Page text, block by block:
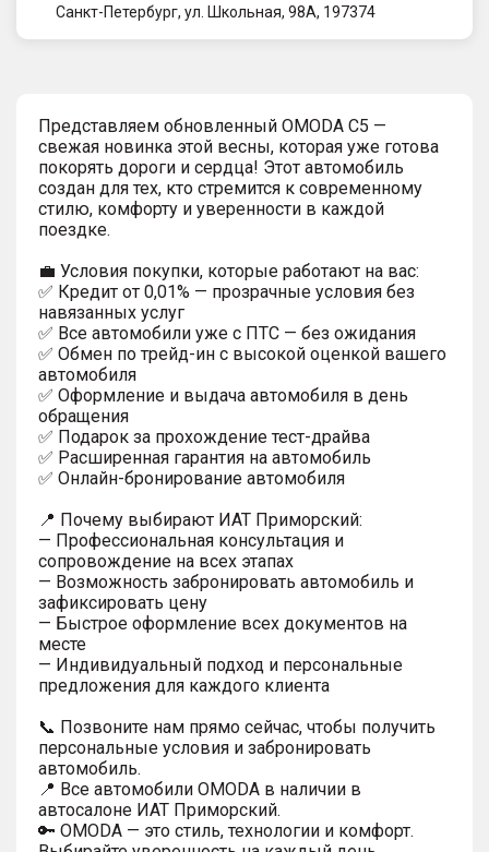
Санкт-Петербург, ул. Школьная, 98А, 197374
Представляем обновленный OMODA C5 —
свежая новинка этой весны, которая уже готова
покорять дороги и сердца! Этот автомобиль
создан для тех, кто стремится к современному
стилю, комфорту и уверенности в каждой
поездке.
💼 Условия покупки, которые работают на вас:
✅ Кредит от 0,01% — прозрачные условия без
навязанных услуг
✅ Все автомобили уже с ПТС — без ожидания
✅ Обмен по трейд-ин с высокой оценкой вашего
автомобиля
✅ Оформление и выдача автомобиля в день
обращения
✅ Подарок за прохождение тест-драйва
✅ Расширенная гарантия на автомобиль
✅ Онлайн-бронирование автомобиля
📍 Почему выбирают ИАТ Приморский:
— Профессиональная консультация и
сопровождение на всех этапах
— Возможность забронировать автомобиль и
зафиксировать цену
— Быстрое оформление всех документов на
месте
— Индивидуальный подход и персональные
предложения для каждого клиента
📞 Позвоните нам прямо сейчас, чтобы получить
персональные условия и забронировать
автомобиль.
📍 Все автомобили OMODA в наличии в
автосалоне ИАТ Приморский.
🔑 OMODA — это стиль, технологии и комфорт.